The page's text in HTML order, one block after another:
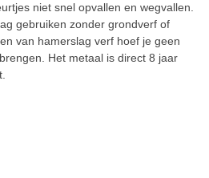
niet snel opvallen en wegvallen.
gebruiken zonder grondverf of
van hamerslag verf hoef je geen
Het metaal is direct 8 jaar